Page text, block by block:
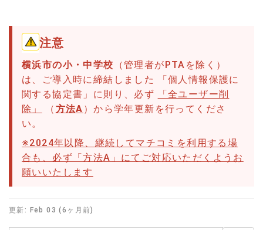
注意
横浜市の小・中学校 （管理者がPTAを除く）
は、ご導入時に締結しました 「個人情報保護に
関する協定書」に則り、必ず
「全ユーザー削
除」
（ 方法A ）から学年更新を行ってくださ
い。
※2024年以降、継続してマチコミを利用する場
合も、必ず「方法A」にてご対応いただくようお
願いいたします
更新: Feb 03 (6ヶ月前)